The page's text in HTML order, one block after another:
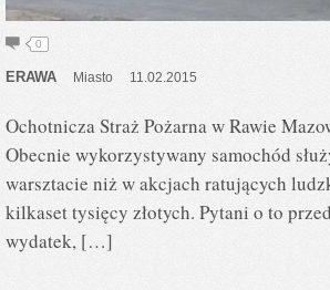
0
ERAWA Miasto 11.02.2015
Ochotnicza Straż Pożarna w Rawie
Obecnie wykorzystywany samochód
warsztacie niż w akcjach ratujących
kilkaset tysięcy złotych. Pytani o to
wydatek, […]